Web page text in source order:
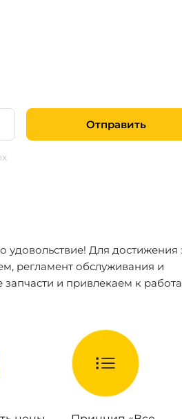
Отправить
удовольствие! Для достижения
регламент обслуживания и
и привлекаем к